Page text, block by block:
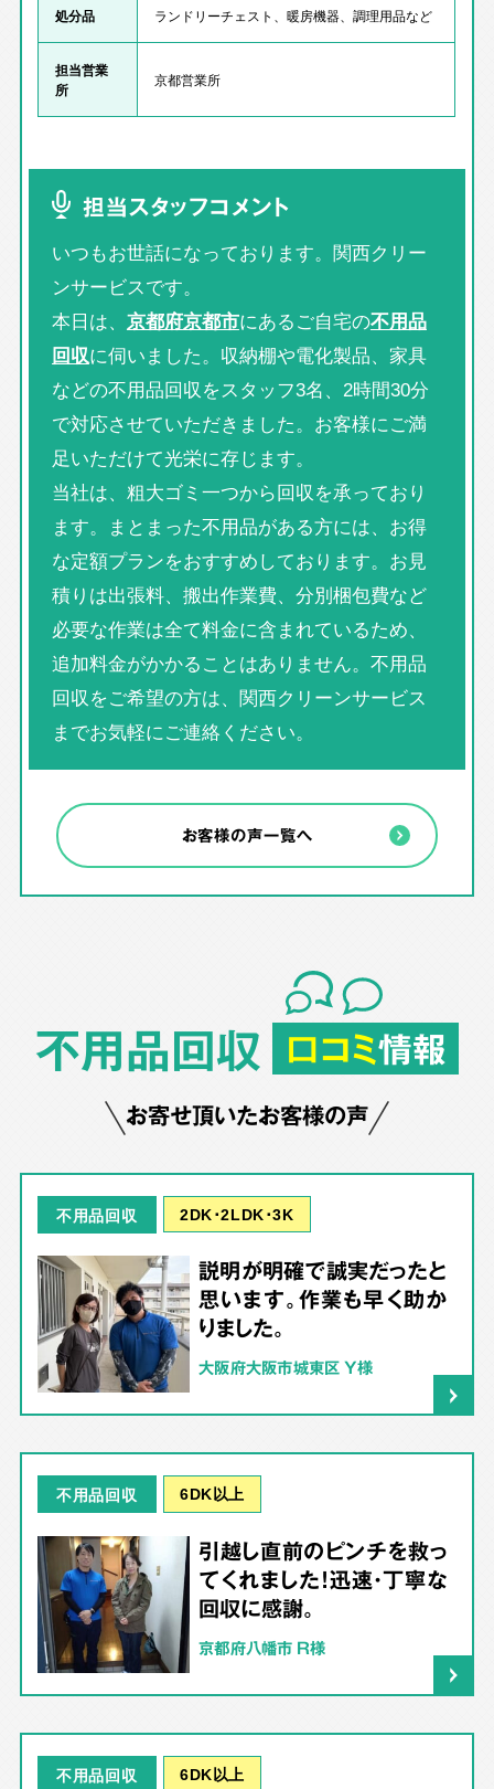
処分品 ランドリーチェスト、暖房機器、調理用品など
担当営業
所
京都営業所
担当スタッフコメント
いつもお世話になっております。関西クリー
ンサービスです。
本日は、 京都府京都市にあるご自宅の不用品
回収に伺いました。収納棚や電化製品、家具
などの不用品回収をスタッフ3名、2時間30分
で対応させていただきました。お客様にご満
足いただけて光栄に存じます。
当社は、粗大ゴミ一つから回収を承っており
ます。まとまった不用品がある方には、お得
な定額プランをおすすめしております。お見
積りは出張料、搬出作業費、分別梱包費など
必要な作業は全て料金に含まれているため、
追加料金がかかることはありません。不用品
回収をご希望の方は、関西クリーンサービス
までお気軽にご連絡ください。
お客様の声一覧へ
不用品回収 口コミ情報
お寄せ頂いたお客様の声
不用品回収 2DK･2LDK･3K
説明が明確で誠実だったと
思います。作業も早く助か
りました。
大阪府大阪市城東区 Y様
不用品回収 6DK以上
引越し直前のピンチを救っ
てくれました！迅速・丁寧な
回収に感謝。
京都府八幡市 R様
不用品回収 6DK以上